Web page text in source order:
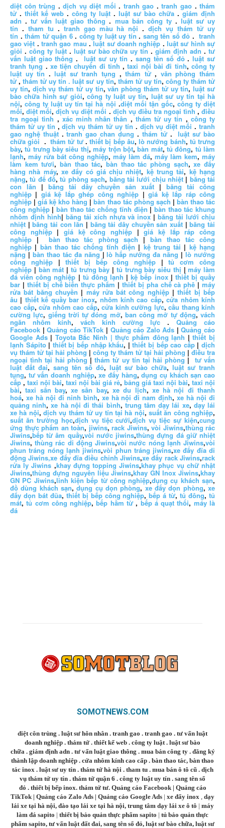
diệt côn trùng .dịch vụ diệt mối . tranh gao .tranh gao .thám
tử. thiết kế web . công ty luật . luật sư bào chữa .giám định
adn .tư vấn luật giao thông. mua bán công ty. luật sư uy
tín . tham tu .tranh gạo màu hà nội .dịch vụ thám tử uy
tín .thám tử quận 6. công ty luật uy tín . sang tên sổ đỏ .tranh
gao việt .tranh gao mau .luật sư doanh nghiệp .luật sư hình sự
giỏi . công ty luật. luật sư bào chữa uy tín .giám định adn .tư
vấn luật giao thông .luật sư uy tín .sang tên sổ đỏ.luật sư
tranh tụng . xe tiện chuyến đi tỉnh ,taxi nội bài đi tỉnh, công ty
luật uy tín .luật sư tranh tụng ,thám tử, văn phòng thám
tử,thám tử uy tín . luật sư uy tín, thám tử uy tín, công ty thám tử
uy tín, dịch vụ thám tử uy tín,văn phòng thám tử uy tín,luật sư
bào chữa hình sự giỏi,công ty luật uy tín, luật sư uy tín tại hà
nội,công ty luật uy tín tại hà nội .diệt mối tận gốc, công ty diệt
mối,diệt mối,dịch vụ diệt mối .dịch vụ điều tra ngoại tình ,điều
tra ngoại tình ,xác minh nhân thân ,thám tử uy tín , công ty
thám tử uy tín ,dịch vụ thám tử uy tín . dịch vụ diệt mối .tranh
gao nghệ thuật.tranh gao chan dung . thám tử.luật sư bào
chữa giỏi .thám tử tư.thiết bị bếp âu,lò nướng bánh, tủ trưng
bày,tủ trưng bày siêu thị,máy trộn bột,bàn mát,tủ đông, tủ làm
lạnh, máy rửa bát công nghiệp, máy làm đá, máy làm kem, máy
làm kem tươi,bàn thao tác,bàn thao tác phòng sạch,xe đẩy
hàng nhà máy, xe đẩy có giá chịu nhiệt, kệ trung tải, kệ hạng
nặng,tủ để đồ,tủ phòng sạch, băng tải lưới chịu nhiệt| băng tải
con lăn | băng tải dây chuyền sản xuất | băng tải công
nghiệp | giá kệ lắp ghép công nghiệp |giá kệ lắp ráp công
nghiệp |giá kệ kho hàng |bàn thao tác phòng sạch | bàn thao tác
công nghiệp|bàn thao tác chống tĩnh điện |bàn thao tác khung
nhôm định hình| băng tải xích nhựa và inox|băng tải lưới chịu
nhiệt |băng tải con lăn | băng tải dây chuyền sản xuất |băng tải
công nghiệp|giá kệ công nghiệp |giá kệ lắp ráp công
nghiệp |bàn thao tác phòng sạch| bàn thao tác công
nghiệp | bàn thao tác chống tĩnh điện | kệ trung tải | kệ hạng
nặng| bàn thao tác đa năng|lò hấp nướng đa năng |lò nướng
công nghiệp|thiết bị bếp công nghiệp|tủ cơm công
nghiệp |bàn mát | tủ trưng bày | tủ trưng bày siêu thị |máy làm
đá viên công nghiệp | tủ đông lạnh |kệ bếp inox| thiết bị quầy
bar | thiết bị chế biến thực phẩm | thiết bị pha chế cà phê| máy
rửa bát băng chuyền | máy rửa bát công nghiệp|thiết bị bếp
âu | thiết kế quầy bar inox, nhôm kính cao cấp,cửa nhôm kính
cao cấp, cửa nhôm cao cấp, cửa kính cường lực, cầu thang kính
cường lực, giếng trời tự đóng mở, ban công mở tự động, vách
ngăn nhôm kính, vách kính cường lực .Quảng cáo
Facebook |Quảng cáo TikTok | Quảng cáo Zalo Ads |Quảng cáo
Google Ads| Toyota Bắc Ninh | thực phẩm đông lạnh |thiết bị
lạnh Sápito |thiết bị bếp nhập khẩu, |thiết bị bếp cao cấp|dịch
vụ thám tử tại hải phòng | công ty thám tử tại hải phòng |điều tra
ngoại tình tại hải phòng |thám tử uy tín tại hải phòng | tư vấn
luật đất đai, sang tên sổ đỏ, luật sư bào chữa, luật sư tranh
tụng, tư vấn doanh nghiệp,xe đẩy hàng,dụng cụ khách sạn cao
cấp, taxi nội bài, taxi nội bài giá rẻ, bảng giá taxi nội bài, taxi nội
bài,taxi sân bay,xe sân bay,xe du lịch, xe hà nội đi thanh
hoá, xe hà nội đi ninh bình, xe hà nội đi nam định,xe hà nội đi
quảng ninh,xe hà nội đi thái bình, trung tâm dạy lái xe, dạy lái
xe hà nội,dịch vụ thám tử uy tín tại hà nội,suất ăn công nghiệp,
suất ăn trường học,dịch vụ tiệc cưới,dịch vụ tiệc sự kiện,cung
ứng thực phẩm an toàn, jiwins, rack Jiwins, vòi Jiwins,thùng rác
Jiwins,bếp từ âm quầy,vòi nước jiwins,thùng đựng đá giữ nhiệt
Jiwins,thùng rác di động Jiwins,vòi nước nóng lạnh Jiwins,vòi
phun tráng nóng lạnh jiwins,vòi phun tráng jiwins,xe đẩy đĩa di
động Jiwins,xe đẩy đĩa điều chỉnh Jiwins,xe đẩy rack Jiwins,rack
rửa ly Jiwins ,khay đựng topping Jiwins,khay phục vụ chữ nhật
Jiwins,thùng đựng nguyên liệu Jiwins,khay GN Inox Jiwins,khay
GN PC Jiwins,linh kiện bếp từ công nghiệp,dụng cụ khách sạn,
đồ dùng khách sạn,dụng cụ dọn phòng,xe đẩy dọn phòng,xe
đẩy dọn bát đũa,thiết bị bếp công nghiệp,bếp á từ,tủ đông,tủ
mát,tủ cơm công nghiệp,bếp hầm từ ,bếp á quạt thổi, máy là
đá
SOMOTNEWS.COM
diệt côn trùng . luật sư hôn nhân . tranh gao . tranh gao . tư vấn luật
doanh nghiệp . thám tử . thiết kế web . công ty luật . luật sư bào
chữa . giám định adn. tư vấn luật giao thông . mua bán công ty. đăng ký
thành lập doanh nghiệp . cửa nhôm kính cao cấp . bàn thao tác, bàn thao
tác inox . luật sư uy tín. thám tử hà nội . tham tu. mua bán ô tô cũ. dịch
vụ thám tử uy tín . thám tử quận 6 . công ty luật uy tín . sang tên sổ
đỏ . thiết bị bếp inox. thám tử tư. Quảng cáo Facebook| Quảng cáo
TikTok | Quảng cáo Zalo Ads | Quảng cáo Google Ads | xe đẩy inox
dạy
lái xe tại hà nội, đào tạo lái xe tại hà nội, trung tâm dạy lái xe ô tô | máy
làm đá sapito | thiết bị bảo quản thực phẩm sapito | tủ bảo quản thực
phẩm sapito, tư vấn luật đất đai, sang tên sổ đỏ, luật sư bào chữa, luật sư